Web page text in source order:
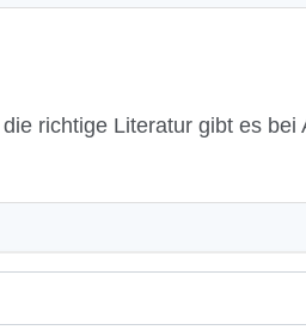
richtige Literatur gibt es bei